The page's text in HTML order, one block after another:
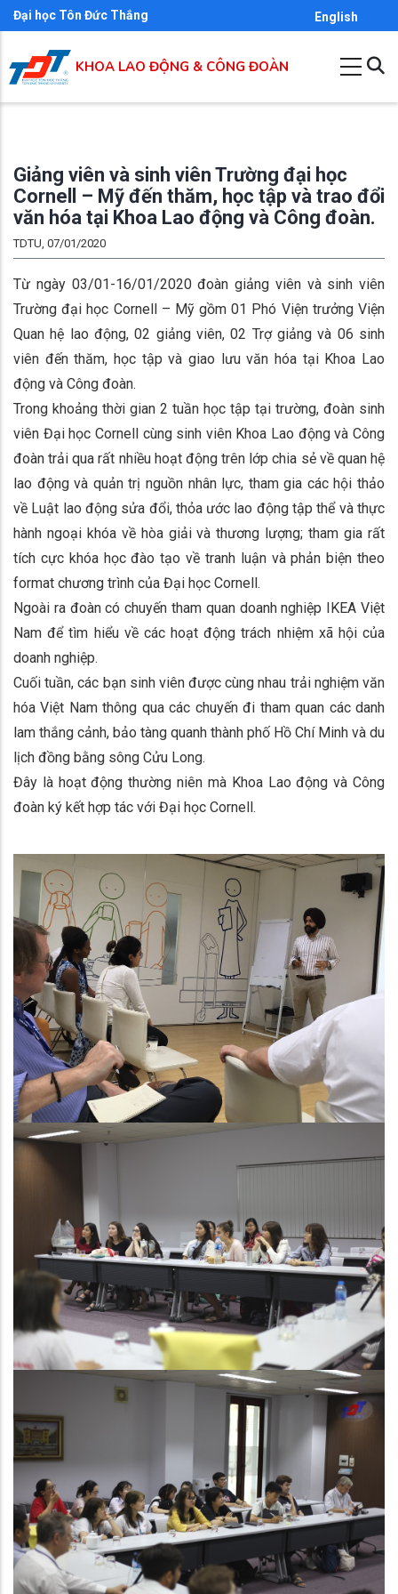
Nhảy
đến
nội
dung
Đại học Tôn Đức Thắng English
KHOA LAO ĐỘNG & CÔNG ĐOÀN
Giảng viên và sinh viên Trường đại học
Cornell – Mỹ đến thăm, học tập và trao đổi
văn hóa tại Khoa Lao động và Công đoàn.
TDTU, 07/01/2020
Từ ngày 03/01-16/01/2020 đoàn giảng viên và sinh viên
Trường đại học Cornell – Mỹ gồm 01 Phó Viện trưởng Viện
Quan hệ lao động, 02 giảng viên, 02 Trợ giảng và 06 sinh
viên đến thăm, học tập và giao lưu văn hóa tại Khoa Lao
động và Công đoàn.
Trong khoảng thời gian 2 tuần học tập tại trường, đoàn sinh
viên Đại học Cornell cùng sinh viên Khoa Lao động và Công
đoàn trải qua rất nhiều hoạt động trên lớp chia sẻ về quan hệ
lao động và quản trị nguồn nhân lực, tham gia các hội thảo
về Luật lao động sửa đổi, thỏa ước lao động tập thể và thực
hành ngoại khóa về hòa giải và thương lượng; tham gia rất
tích cực khóa học đào tạo về tranh luận và phản biện theo
format chương trình của Đại học Cornell.
Ngoài ra đoàn có chuyến tham quan doanh nghiệp IKEA Việt
Nam để tìm hiểu về các hoạt động trách nhiệm xã hội của
doanh nghiệp.
Cuối tuần, các bạn sinh viên được cùng nhau trải nghiệm văn
hóa Việt Nam thông qua các chuyến đi tham quan các danh
lam thắng cảnh, bảo tàng quanh thành phố Hồ Chí Minh và du
lịch đồng bằng sông Cửu Long.
Đây là hoạt động thường niên mà Khoa Lao động và Công
đoàn ký kết hợp tác với Đại học Cornell.